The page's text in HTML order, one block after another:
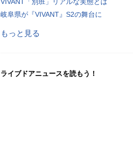
岐阜県が『VIVANT』S2の舞台に
もっと見る
ライブドアニュースを読もう！